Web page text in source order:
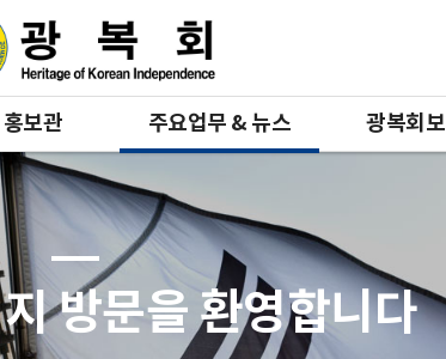
홍보관 주요업무 & 뉴스 광복회보
방문을 환영합니다